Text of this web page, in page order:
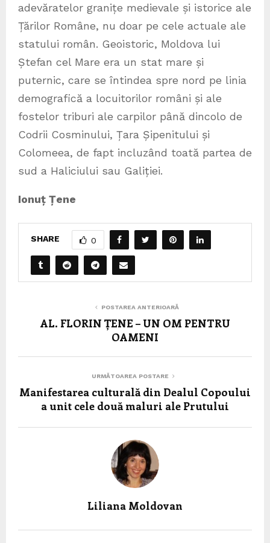
adevăratelor granițe medievale și istorice ale
Țărilor Române, nu doar pe cele actuale ale
statului român. Geoistoric, Moldova lui
Ștefan cel Mare era un stat mare și
puternic, care se întindea spre nord pe linia
demografică a locuitorilor români și ale
fostelor triburi ale carpilor până dincolo de
Codrii Cosminului, Țara Șipenitului și
Colomeea, de fapt incluzând toată partea de
sud a Haliciului sau Galiției.
Ionuț Țene
SHARE 0
POSTAREA ANTERIOARĂ
AL. FLORIN ȚENE – UN OM PENTRU
OAMENI
URMĂTOAREA POSTARE
Manifestarea culturală din Dealul Copoului
a unit cele două maluri ale Prutului
Liliana Moldovan